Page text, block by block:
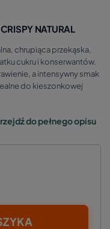
NATURAL
chrupiąca przekąska,
cukru i konserwantów.
a intensywny smak
do kieszonkowej
do pełnego opisu